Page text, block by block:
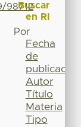
98712Buscar
en RI
Por
Fecha
de
publicación
Autor
Título
Materia
Tipo